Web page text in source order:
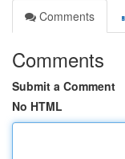
Comments
Comments
Submit a Comment
No HTML